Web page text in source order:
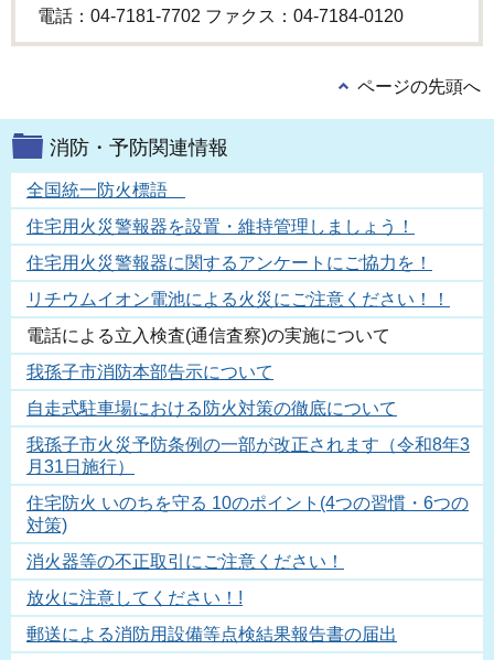
電話：04-7181-7702 ファクス：04-7184-0120
ページの先頭へ
消防・予防関連情報
全国統一防火標語
住宅用火災警報器を設置・維持管理しましょう！
住宅用火災警報器に関するアンケートにご協力を！
リチウムイオン電池による火災にご注意ください！！
電話による立入検査(通信査察)の実施について
我孫子市消防本部告示について
自走式駐車場における防火対策の徹底について
我孫子市火災予防条例の一部が改正されます（令和8年3
月31日施行）
住宅防火 いのちを守る 10のポイント(4つの習慣・6つの
対策)
消火器等の不正取引にご注意ください！
放火に注意してください！!
郵送による消防用設備等点検結果報告書の届出